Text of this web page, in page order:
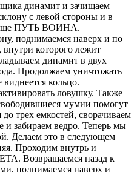
динамит и зачищаем
с левой стороны и в
ПУТЬ ВОИНА.
поднимаемся наверх и по
которого лежит
динамит в двух
Продолжаем уничтожать
кольцо.
ловушку. Также
мумии помогут
трех емкостей, сворачиваем
и забираем ведро. Теперь мы
Делаем это в следующем
Проходим внутрь и
Возвращаемся назад к
поднимаемся наверх и